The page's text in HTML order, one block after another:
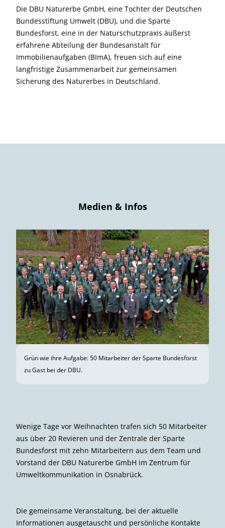
Die DBU Naturerbe GmbH, eine Tochter der Deutschen
Bundesstiftung Umwelt (DBU), und die Sparte
Bundesforst, eine in der Naturschutzpraxis äußerst
erfahrene Abteilung der Bundesanstalt für
Immobilienaufgaben (BImA), freuen sich auf eine
langfristige Zusammenarbeit zur gemeinsamen
Sicherung des Naturerbes in Deutschland.
Medien & Infos
Grün wie ihre Aufgabe: 50 Mitarbeiter der Sparte Bundesforst
zu Gast bei der DBU.
Wenige Tage vor Weihnachten trafen sich 50 Mitarbeiter
aus über 20 Revieren und der Zentrale der Sparte
Bundesforst mit zehn Mitarbeitern aus dem Team und
Vorstand der DBU Naturerbe GmbH im Zentrum für
Umweltkommunikation in Osnabrück.
Die gemeinsame Veranstaltung, bei der aktuelle
Informationen ausgetauscht und persönliche Kontakte